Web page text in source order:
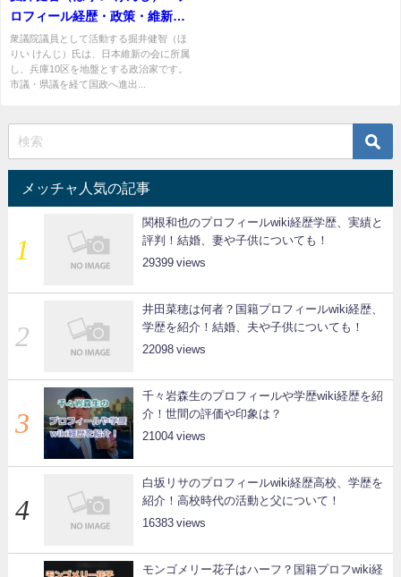
ロフィール経歴・政策・維新の
会での立ち位置を解説
衆議院議員として活動する掘井健智（ほ
りい けんじ）氏は、日本維新の会に所属
し、兵庫10区を地盤とする政治家です。
市議・県議を経て国政へ進出...
メッチャ人気の記事
関根和也のプロフィールwiki経歴学歴、実績と
評判！結婚、妻や子供についても！
29399
井田菜穂は何者？国籍プロフィールwiki経歴、
学歴を紹介！結婚、夫や子供についても！
22098
千々岩森生のプロフィールや学歴wiki経歴を紹
介！世間の評価や印象は？
21004
白坂リサのプロフィールwiki経歴高校、学歴を
紹介！高校時代の活動と父について！
16383
モンゴメリー花子はハーフ？国籍プロフwiki経